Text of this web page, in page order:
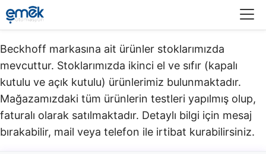
Beckhoff markasına ait ürünler stoklarımızda
mevcuttur. Stoklarımızda ikinci el ve sıfır (kapalı
kutulu ve açık kutulu) ürünlerimiz bulunmaktadır.​
Mağazamızdaki tüm ürünlerin testleri yapılmış olup,
faturalı olarak satılmaktadır. Detaylı bilgi için mesaj
bırakabilir, mail veya telefon ile irtibat kurabilirsiniz.